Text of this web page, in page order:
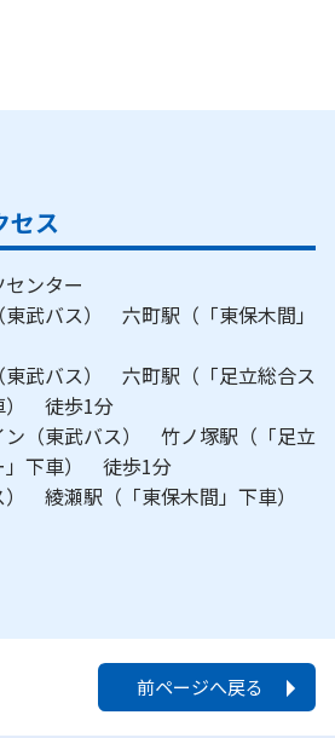
セス
ンター
武バス） 六町駅（「東保木間」
東武バス） 六町駅（「足立総合ス
） 徒歩1分
ン（東武バス） 竹ノ塚駅（「足立
」下車） 徒歩1分
） 綾瀬駅（「東保木間」下車）
前ページへ戻る